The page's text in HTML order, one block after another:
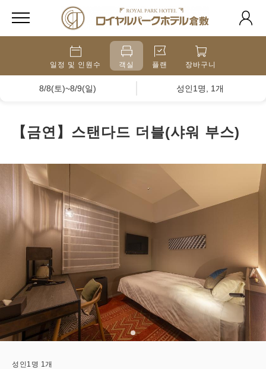
일정 및 인원수 객실 플랜 장바구니
8/8(토)~8/9(일) 성인1명, 1개
【금연】스탠다드 더블(샤워 부스)
성인1 명 1 개